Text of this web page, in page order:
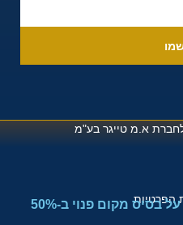
א.מ טייגר בע"מ
הפרטיות
עלות פגישה 1800₪+מע"מ או על בסיס מקום פנוי ב-50%